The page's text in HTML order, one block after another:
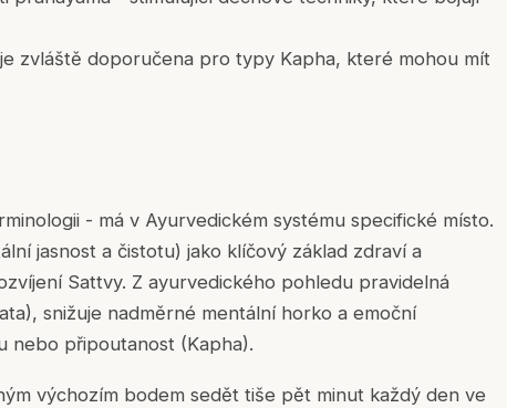
zvláště doporučena pro typy Kapha, které mohou mít
- má v Ayurvedickém systému specifické místo.
jasnost a čistotu) jako klíčový základ zdraví a
Sattvy. Z ayurvedického pohledu pravidelná
snižuje nadměrné mentální horko a emoční
nebo připoutanost (Kapha).
výchozím bodem sedět tiše pět minut každý den ve